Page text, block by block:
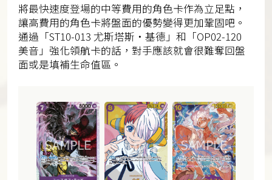
將最快速度登場的中等費用的角色卡作為立足點，
讓高費用的角色卡將盤面的優勢變得更加鞏固吧。
通過「ST10-013 尤斯塔斯・基德」和「OP02-120
美音」強化領航卡的話，對手應該就會很難奪回盤
面或是填補生命值區。